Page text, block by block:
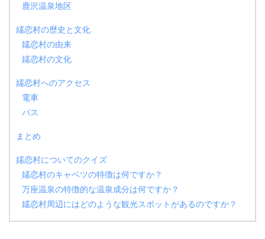
鹿沢温泉地区
嬬恋村の歴史と文化
嬬恋村の由来
嬬恋村の文化
嬬恋村へのアクセス
電車
バス
まとめ
嬬恋村についてのクイズ
嬬恋村のキャベツの特徴は何ですか？
万座温泉の特徴的な温泉成分は何ですか？
嬬恋村周辺にはどのような観光スポットがあるのですか？